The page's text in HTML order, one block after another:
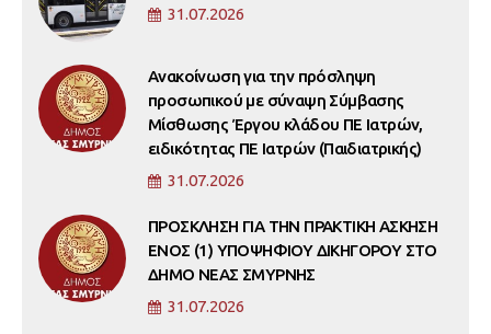
31.07.2026
Ανακοίνωση για την πρόσληψη
προσωπικού με σύναψη Σύμβασης
Μίσθωσης Έργου κλάδου ΠΕ Ιατρών,
ειδικότητας ΠΕ Ιατρών (Παιδιατρικής)
31.07.2026
ΠΡΟΣΚΛΗΣΗ ΓΙΑ ΤΗΝ ΠΡΑΚΤΙΚΗ ΑΣΚΗΣΗ
ΕΝΟΣ (1) ΥΠΟΨΗΦΙΟΥ ΔΙΚΗΓΟΡΟΥ ΣΤΟ
ΔΗΜΟ ΝΕΑΣ ΣΜΥΡΝΗΣ
31.07.2026